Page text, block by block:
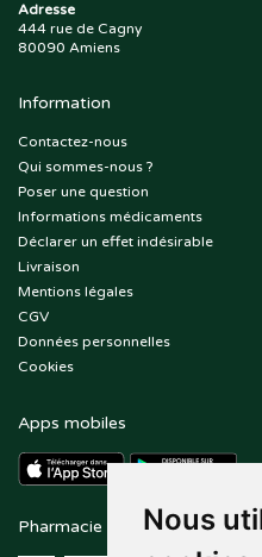
Nous
Adresse
444 rue de Cagny
80090 Amiens
Information
Contactez-nous
Qui sommes-nous ?
Poser une question
Informations médicaments
Déclarer un effet indésirable
Livraison
Mentions légales
CGV
Données personnelles
Cookies
Apps mobiles
Pharmacie en ligne agréée